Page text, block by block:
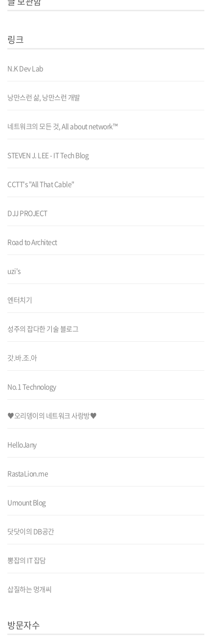
링크
N.K Dev Lab
낭만스런 삶, 낭만스런 개발
네트워크의 모든 것, All about network™
STEVEN J. LEE - IT Tech Blog
CCTT's "All That Cable"
DJJ PROJECT
Road to Architect
uzi's
엔터치기
성주의 잡다한 기술 블로그
갓.바.조.아
No.1 Technology
♥오리뎅이의 네트워크 사랑방♥
HelloJany
RastaLion.me
Umount Blog
닷닷이의 DB공간
뽕잡의 IT 잡담
삽질하는 멍개씨
방문자수